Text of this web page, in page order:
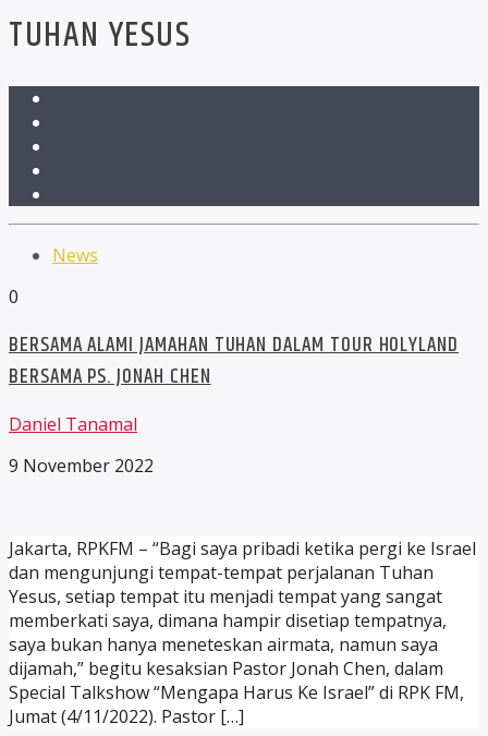
TUHAN YESUS
News
0
BERSAMA ALAMI JAMAHAN TUHAN DALAM TOUR HOLYLAND
BERSAMA PS. JONAH CHEN
Daniel Tanamal
9 November 2022
Jakarta, RPKFM – “Bagi saya pribadi ketika pergi ke Israel
dan mengunjungi tempat-tempat perjalanan Tuhan
Yesus, setiap tempat itu menjadi tempat yang sangat
memberkati saya, dimana hampir disetiap tempatnya,
saya bukan hanya meneteskan airmata, namun saya
dijamah,” begitu kesaksian Pastor Jonah Chen, dalam
Special Talkshow “Mengapa Harus Ke Israel” di RPK FM,
Jumat (4/11/2022). Pastor […]